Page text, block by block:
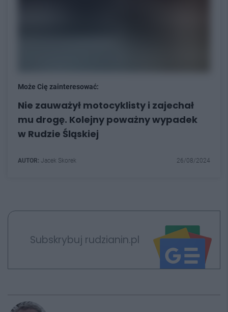
Może Cię zainteresować:
Nie zauważył motocyklisty i zajechał
mu drogę. Kolejny poważny wypadek
w Rudzie Śląskiej
AUTOR: Jacek Skorek 26/08/2024
Subskrybuj rudzianin.pl